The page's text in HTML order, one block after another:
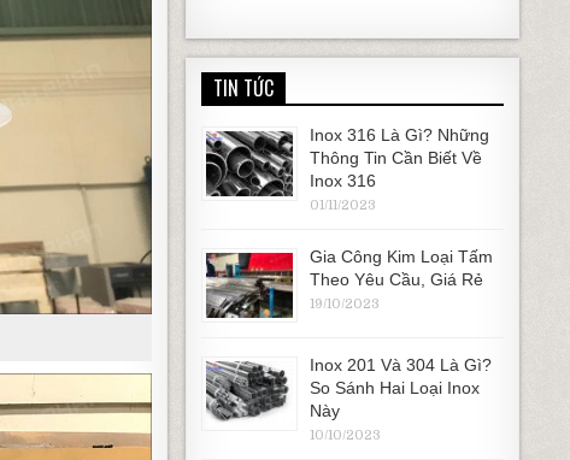
TIN TỨC
Inox 316 Là Gì? Những
Thông Tin Cần Biết Về
Inox 316
01/11/2023
Gia Công Kim Loại Tấm
Theo Yêu Cầu, Giá Rẻ
19/10/2023
Inox 201 Và 304 Là Gì?
So Sánh Hai Loại Inox
Này
10/10/2023